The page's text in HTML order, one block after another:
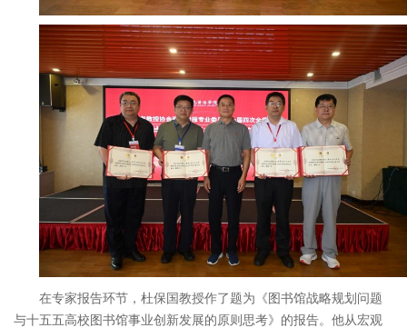
在专家报告环节，杜保国教授作了题为《图书馆战略规划问题
与十五五高校图书馆事业创新发展的原则思考》的报告。他从宏观